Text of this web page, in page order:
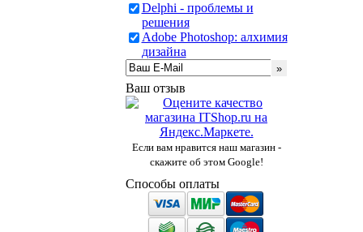
Delphi - проблемы и
решения
Adobe Photoshop: алхимия
дизайна
Ваш отзыв
Если вам нравится наш магазин -
скажите об этом Google!
Способы оплаты